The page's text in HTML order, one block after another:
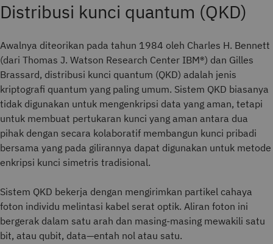
Distribusi kunci quantum (QKD)
Awalnya diteorikan pada tahun 1984 oleh Charles H. Bennett
(dari Thomas J. Watson Research Center IBM®) dan Gilles
Brassard, distribusi kunci quantum (QKD) adalah jenis
kriptografi quantum yang paling umum. Sistem QKD biasanya
tidak digunakan untuk mengenkripsi data yang aman, tetapi
untuk membuat pertukaran kunci yang aman antara dua
pihak dengan secara kolaboratif membangun kunci pribadi
bersama yang pada gilirannya dapat digunakan untuk metode
enkripsi kunci simetris tradisional.
Sistem QKD bekerja dengan mengirimkan partikel cahaya
foton individu melintasi kabel serat optik. Aliran foton ini
bergerak dalam satu arah dan masing-masing mewakili satu
bit, atau qubit, data—entah nol atau satu.